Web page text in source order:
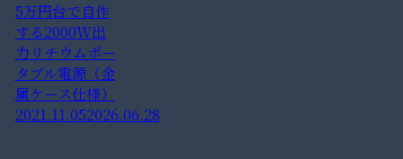
5万円台で自作
する2000W出
力リチウムポー
タブル電源（金
属ケース仕様）
2021.11.052026.06.28